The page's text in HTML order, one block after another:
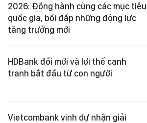
2026: Đồng hành cùng các mục tiêu
quốc gia, bồi đắp những động lực
tăng trưởng mới
HDBank đổi mới và lợi thế cạnh
tranh bắt đầu từ con người
Vietcombank vinh dự nhận giải